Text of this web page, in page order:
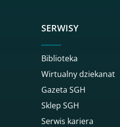
SERWISY
Biblioteka
Wirtualny dziekanat
Gazeta SGH
Sklep SGH
Serwis kariera